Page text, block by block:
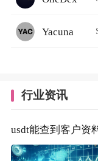
Yacuna
行业资讯
usdt能查到客户资